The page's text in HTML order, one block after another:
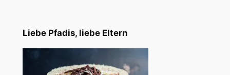
Liebe Pfadis, liebe Eltern